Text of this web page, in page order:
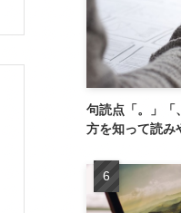
句読点「。」「
方を知って読み